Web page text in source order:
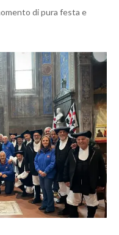
di pura festa e